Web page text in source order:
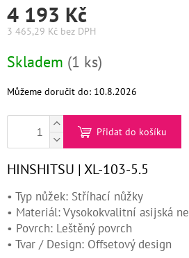
Hinshitsu
K-
Pomůcky
O
Kontakty
Měna
(CZK)
4 193 Kč
3 465,29 Kč bez DPH
cena:
Skladem (1 ks)
Můžeme doručit do: 10.8.2026
Přidat do košíku
HINSHITSU | XL-103-5.5
• Typ nůžek: Stříhací nůžky
• Materiál: Vysokokvalitní asijská
• Povrch: Leštěný povrch
• Tvar / Design: Offsetový design